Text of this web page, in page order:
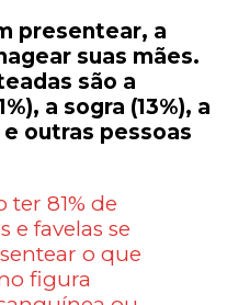
presentear, a
suas mães.
são a
a sogra (13%), a
outras pessoas
ter 81% de
e favelas se
o que
figura